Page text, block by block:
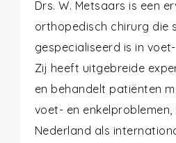
Drs. W. Metsaars is een
orthopedisch chirurg die
gespecialiseerd is in
Zij heeft uitgebreide
en behandelt patiënten
voet- en enkelproblemen,
Nederland als